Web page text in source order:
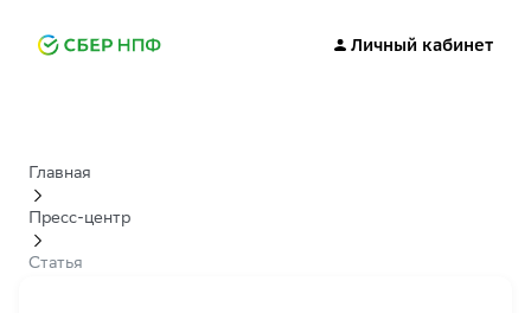
Личный кабинет
Главная
Пресс-центр
Статья